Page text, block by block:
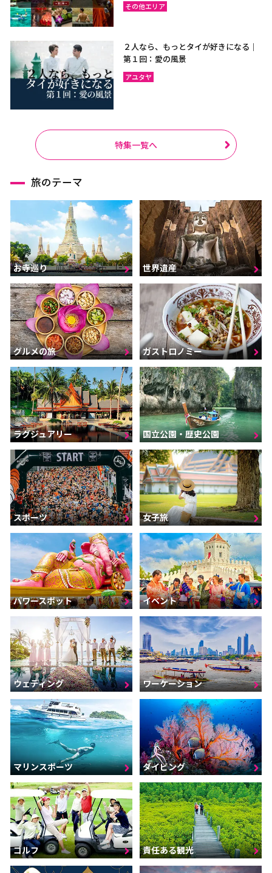
その他エリア
２人なら、もっとタイが好きになる｜
第１回：愛の風景
アユタヤ
特集一覧へ
旅のテーマ
お寺巡り 世界遺産
グルメの旅 ガストロノミー
ラグジュアリー 国立公園・歴史公園
スポーツ 女子旅
パワースポット イベント
ウェディング ワーケーション
マリンスポーツ ダイビング
ゴルフ 責任ある観光